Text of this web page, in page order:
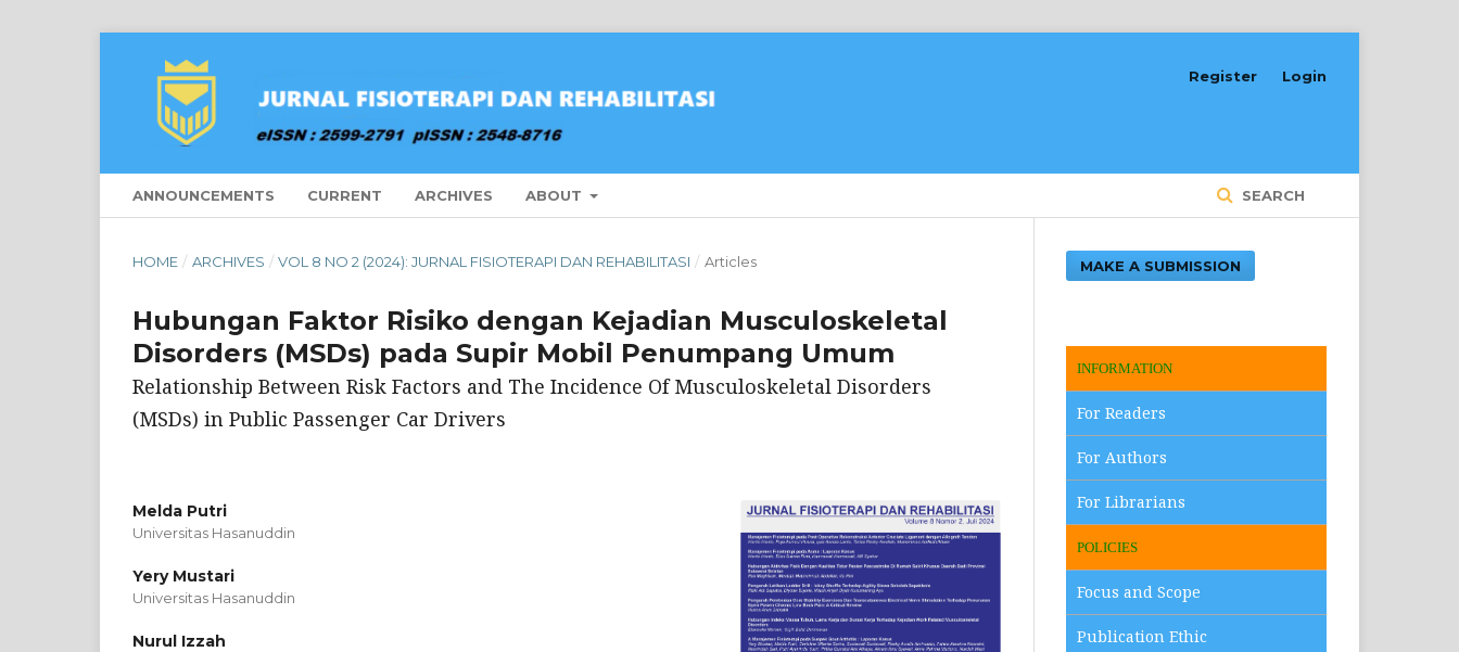
ANNOUNCEMENTS CURRENT ARCHIVES ABOUT SEARCH
Register Login
HOME / ARCHIVES / VOL 8 NO 2 (2024): JURNAL FISIOTERAPI DAN REHABILITASI / Articles
Hubungan Faktor Risiko dengan Kejadian Musculoskeletal
Disorders (MSDs) pada Supir Mobil Penumpang Umum
Relationship Between Risk Factors and The Incidence Of Musculoskeletal Disorders
(MSDs) in Public Passenger Car Drivers
Melda Putri
Universitas Hasanuddin
Yery Mustari
Universitas Hasanuddin
Nurul Izzah
MAKE A SUBMISSION
INFORMATION
For Readers
For Authors
For Librarians
POLICIES
Focus and Scope
Publication Ethic